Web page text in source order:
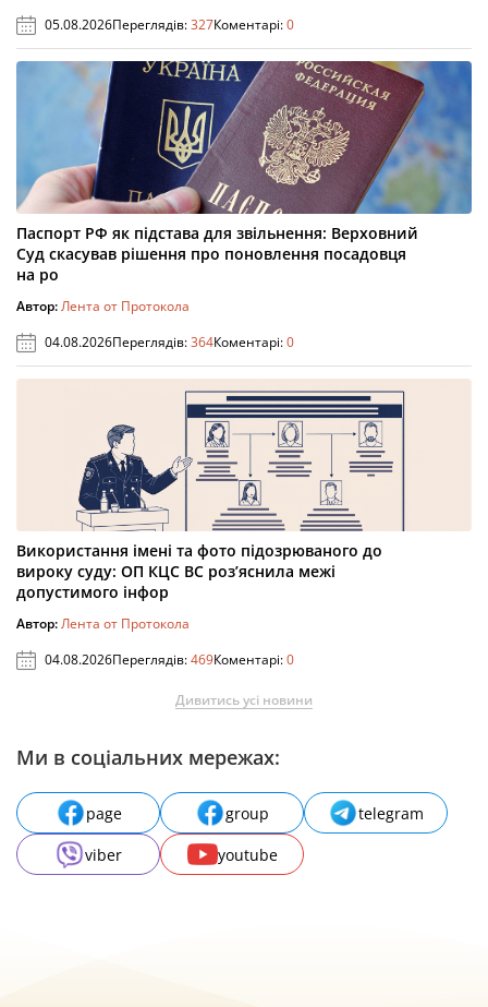
05.08.2026Переглядів:327Коментарі:0
Паспорт РФ як підстава для звільнення: Верховний
Суд скасував рішення про поновлення посадовця
на ро
Автор:Лента от Протокола
04.08.2026Переглядів:364Коментарі:0
Використання імені та фото підозрюваного до
вироку суду: ОП КЦС ВС роз’яснила межі
допустимого інфор
Автор:Лента от Протокола
04.08.2026Переглядів:469Коментарі:0
Дивитись усі новини
Ми в соціальних мережах:
page group
telegram
viber
youtube